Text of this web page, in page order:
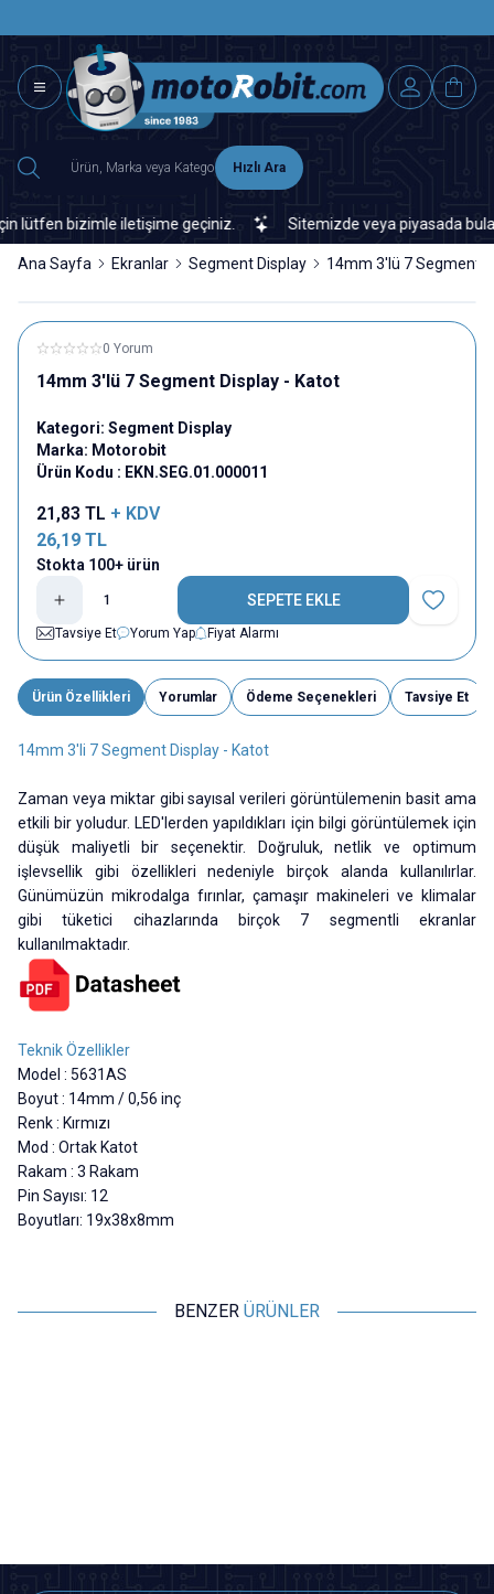
Hızlı Ara
bizimle iletişime geçiniz. Sitemizde veya piyasada
Ana Sayfa Ekranlar Segment Display 14mm 3'lü 7 Segment
0 Yorum
14mm 3'lü 7 Segment Display - Katot
Kategori: Segment Display
Marka: Motorobit
Ürün Kodu : EKN.SEG.01.000011
21,83 TL + KDV
26,19 TL
Stokta 100+ ürün
SEPETE EKLE
Favoriye
Tavsiye Et
Yorum Yap Fiyat Alarmı
Ürün Özellikleri Yorumlar Ödeme Seçenekleri Tavsiye Et
14mm 3'li 7 Segment Display - Katot
Zaman veya miktar gibi sayısal verileri görüntülemenin basit ama
etkili bir yoludur. LED'lerden yapıldıkları için bilgi görüntülemek için
düşük maliyetli bir seçenektir. Doğruluk, netlik ve optimum
işlevsellik gibi özellikleri nedeniyle birçok alanda kullanılırlar.
Günümüzün mikrodalga fırınlar, çamaşır makineleri ve klimalar
gibi tüketici cihazlarında birçok 7 segmentli ekranlar
kullanılmaktadır.
Teknik Özellikler
Model : 5631AS
Boyut : 14mm / 0,56 inç
Renk : Kırmızı
Mod : Ortak Katot
Rakam : 3 Rakam
Pin Sayısı: 12
Boyutları: 19x38x8mm
BENZER ÜRÜNLER